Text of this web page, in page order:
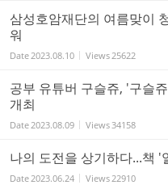
삼성호암재단의 여름맞이
워
Date 2023.08.10 Views 25622
공부 유튜버 구슬쥬, '구슬
개최
Date 2023.08.09 Views 34158
나의 도전을 상기하다...책
Date 2023.06.24 Views 22910